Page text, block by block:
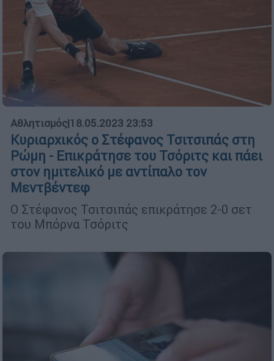
Αθλητισμός|18.05.2023 23:53
Κυριαρχικός ο Στέφανος Τσιτσιπάς στη
Ρώμη - Επικράτησε του Τσόριτς και πάει
στον ημιτελικό με αντίπαλο τον
Μεντβέντεφ
Ο Στέφανος Τσιτσιπάς επικράτησε 2-0 σετ
του Μπόρνα Τσόριτς